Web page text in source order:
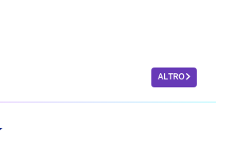
ALTRO